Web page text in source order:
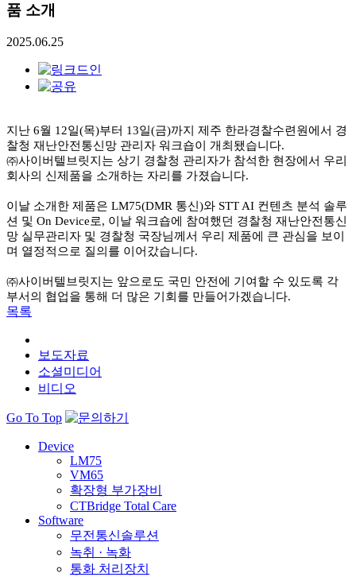
품 소개
2025.06.25
지난 6월 12일(목)부터 13일(금)까지 제주 한라경찰수련원에서 경
찰청 재난안전통신망 관리자 워크숍이 개최됐습니다.
㈜사이버텔브릿지는 상기 경찰청 관리자가 참석한 현장에서 우리
회사의 신제품을 소개하는 자리를 가졌습니다.
이날 소개한 제품은 LM75(DMR 통신)와 STT AI 컨텐츠 분석 솔루
션 및 On Device로, 이날 워크숍에 참여했던 경찰청 재난안전통신
망 실무관리자 및 경찰청 국장님께서 우리 제품에 큰 관심을 보이
며 열정적으로 질의를 이어갔습니다.
㈜사이버텔브릿지는 앞으로도 국민 안전에 기여할 수 있도록 각
부서의 협업을 통해 더 많은 기회를 만들어가겠습니다.
목록
보도자료
소셜미디어
비디오
Go To Top
Device
LM75
VM65
확장형 부가장비
CTBridge Total Care
Software
무전통신솔루션
녹취 · 녹화
통화 처리장치